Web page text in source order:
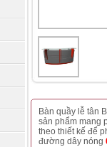
Bàn quầy lễ tân
sản phẩm mang
theo thiết kế để
đường dây nóng